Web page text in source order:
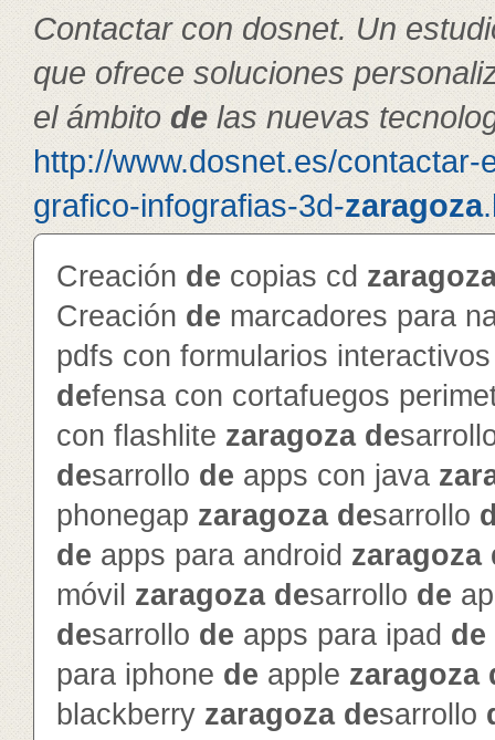
Contactar con dosnet. Un
que ofrece soluciones
el ámbito delas nuevas
http://www.dosnet.es/contactar-
grafico-infografias-3d-zaragoza
Creación de copias cd
Creación de marcadores para
pdfs con formularios
defensa con cortafuegos
con flashlite zaragoza de
desarrollo de apps con java
phonegap zaragoza desarrollo
de apps para android zaragoza
móvil zaragoza desarrollo de
desarrollo de apps para ipad de
para iphone de apple zaragoza
blackberry zaragoza desarrollo